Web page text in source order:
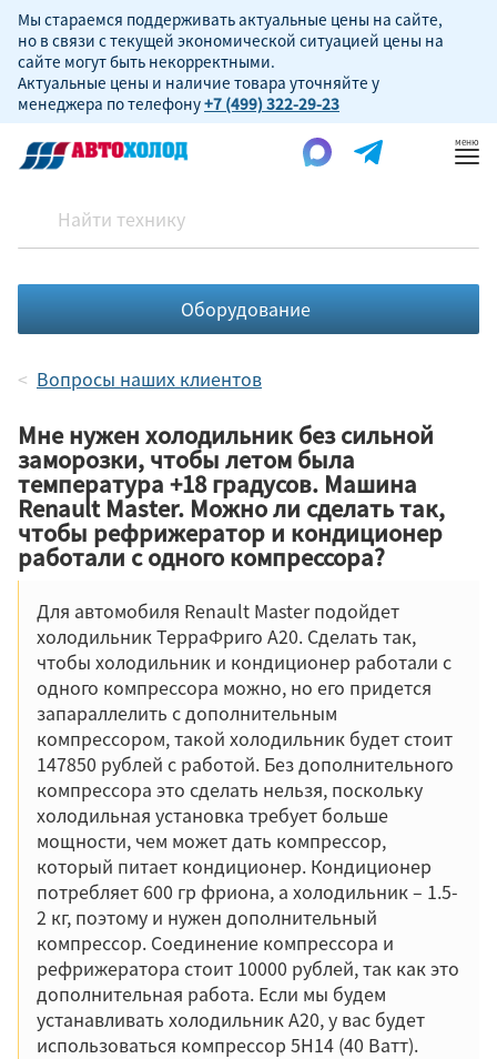
Мы стараемся поддерживать актуальные цены на сайте,
но в связи с текущей экономической ситуацией цены на
сайте могут быть некорректными.
Актуальные цены и наличие товара уточняйте у
менеджера по телефону+7 (499) 322-29-23
Оборудование
Вопросы наших клиентов
Мне нужен холодильник без сильной
заморозки, чтобы летом была
температура +18 градусов. Машина
Renault Master. Можно ли сделать так,
чтобы рефрижератор и кондиционер
работали с одного компрессора?
Для автомобиля Renault Master подойдет
холодильник ТерраФриго А20. Сделать так,
чтобы холодильник и кондиционер работали с
одного компрессора можно, но его придется
запараллелить с дополнительным
компрессором, такой холодильник будет стоит
147850 рублей с работой. Без дополнительного
компрессора это сделать нельзя, поскольку
холодильная установка требует больше
мощности, чем может дать компрессор,
который питает кондиционер. Кондиционер
потребляет 600 гр фриона, а холодильник – 1.5-
2 кг, поэтому и нужен дополнительный
компрессор. Соединение компрессора и
рефрижератора стоит 10000 рублей, так как это
дополнительная работа. Если мы будем
устанавливать холодильник А20, у вас будет
использоваться компрессор 5H14 (40 Ватт).